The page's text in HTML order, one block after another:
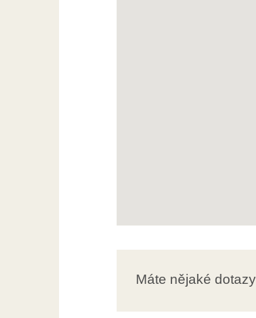
Máte nějaké